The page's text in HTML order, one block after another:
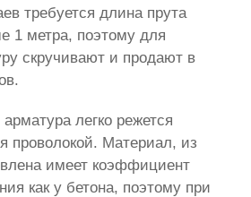
требуется длина прута
1 метра, поэтому для
скручивают и продают в
легко режется
проволокой. Материал, из
имеет коэффициент
как у бетона, поэтому при